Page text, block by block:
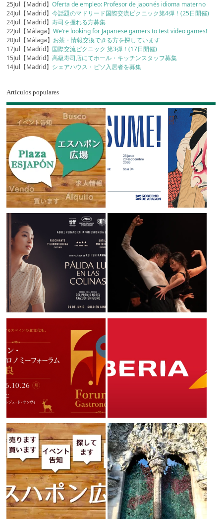
25Jul【Madrid】Oferta de empleo: Profesor de japonés idioma materno
24Jul【Madrid】今話題のマドリード国際交流ピクニック第4弾！(25日開催)
24Jul【Madrid】寿司を握れる方募集
22Jul【Málaga】We’re looking for Japanese gamers to test video games!
20Jul【Málaga】 お茶・情報交換できる方を探しています
17Jul【Madrid】 国際交流ピクニック 第3弾！(17日開催)
15Jul【Madrid】高級寿司店にてホール・キッチンスタッフ募集
14Jul【Madrid】 シェアハウス・ピソ入居者を募集
Artículos populares